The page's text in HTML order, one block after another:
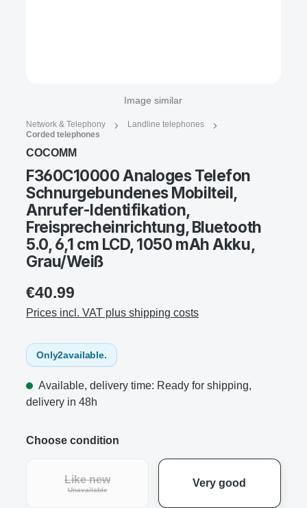
Image similar
Network & Telephony
Landline telephones
Corded telephones
COCOMM
F360C10000 Analoges Telefon
Schnurgebundenes Mobilteil,
Anrufer-Identifikation,
Freisprecheinrichtung, Bluetooth
5.0, 6,1 cm LCD, 1050 mAh Akku,
Grau/Weiß
€40.99
Prices incl. VAT plus shipping costs
Only2available.
Available, delivery time: Ready for shipping,
delivery in 48h
Choose condition
Like new
Unavailable(This option is currently unavailable.)
Very good